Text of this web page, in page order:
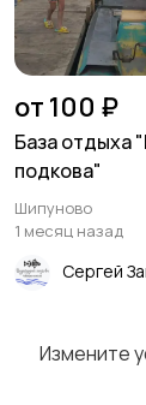
1
Другое1
от 100 ₽
База отдыха
подкова"
Шипуново
1 месяц назад
Сергей
Измените